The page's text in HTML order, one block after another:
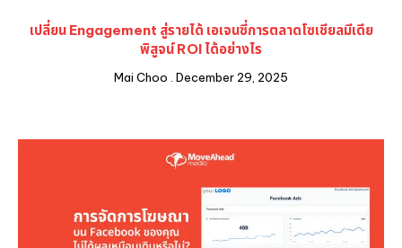
เปลี่ยน Engagement สู่รายได้ เอเจนซี่การตลาดโซเชียลมีเดีย
พิสูจน์ ROI ได้อย่างไร
Mai Choo December 29, 2025